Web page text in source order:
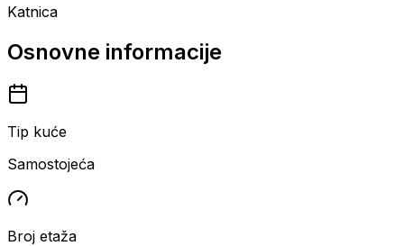
Katnica
Osnovne informacije
Tip kuće
Samostojeća
Broj etaža